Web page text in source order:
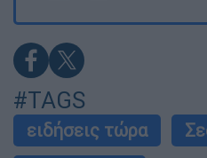
#TAGS
ειδήσεις τώρα